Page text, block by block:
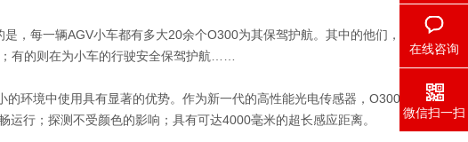
，每一辆AGV小车都有多大20余个O300为其保驾护航。其中的他们，
有的则在为小车的行驶安全保驾护航……
环境中使用具有显著的优势。作为新一代的高性能光电传感器，O300
行；探测不受颜色的影响；具有可达4000毫米的超长感应距离。
在线咨询
微信扫一扫